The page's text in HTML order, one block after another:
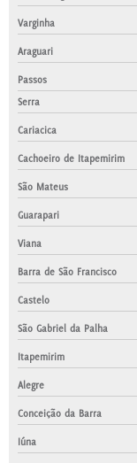
Varginha
Araguari
Passos
Serra
Cariacica
Cachoeiro de Itapemirim
São Mateus
Guarapari
Viana
Barra de São Francisco
Castelo
São Gabriel da Palha
Itapemirim
Alegre
Conceição da Barra
Iúna